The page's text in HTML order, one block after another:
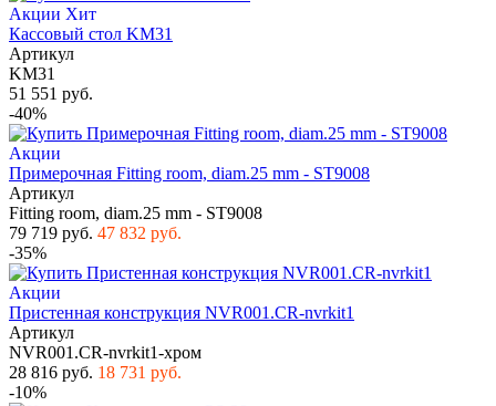
Акции Хит
Кассовый стол KM31
Артикул
KM31
51 551 руб.
-40%
Акции
Примерочная Fitting room, diam.25 mm - ST9008
Артикул
Fitting room, diam.25 mm - ST9008
79 719 руб. 47 832 руб.
-35%
Акции
Пристенная конструкция NVR001.CR-nvrkit1
Артикул
NVR001.CR-nvrkit1-хром
28 816 руб. 18 731 руб.
-10%